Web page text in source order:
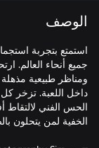
الوصف
استمتع بتجربة
جميع أنحاء العالم.
ومناظر طبيعية
داخل اللعبة. تزخر كل
الحس الفني لالتقاط